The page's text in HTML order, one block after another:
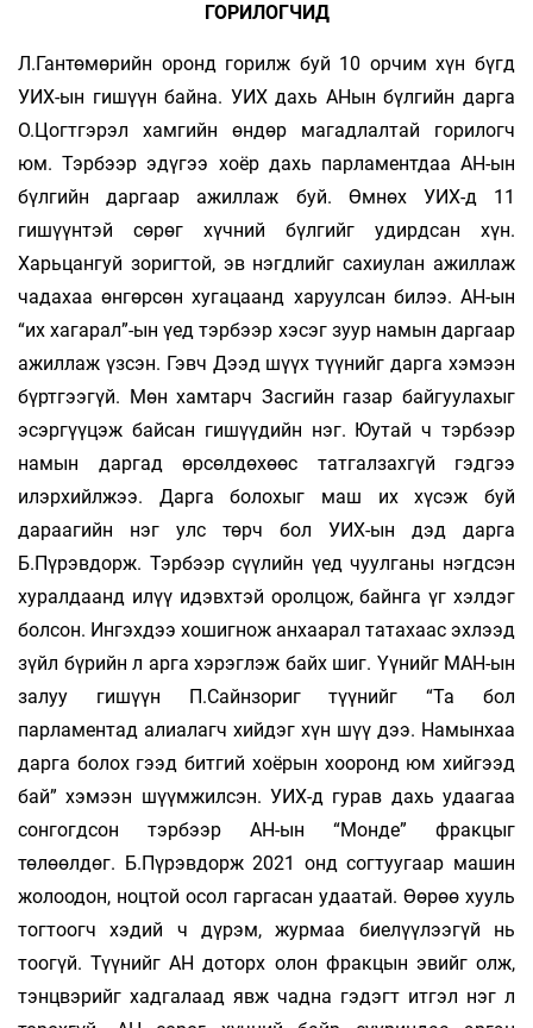
ГОРИЛОГЧИД
Л.Гантөмөрийн оронд горилж буй 10 орчим хүн бүгд
УИХ-ын гишүүн байна. УИХ дахь АНын бүлгийн дарга
О.Цогтгэрэл хамгийн өндөр магадлалтай горилогч
юм. Тэрбээр эдүгээ хоёр дахь парламентдаа АН-ын
бүлгийн даргаар ажиллаж буй. Өмнөх УИХ-д 11
гишүүнтэй сөрөг хүчний бүлгийг удирдсан хүн.
Харьцангуй зоригтой, эв нэгдлийг сахиулан ажиллаж
чадахаа өнгөрсөн хугацаанд харуулсан билээ. АН-ын
“их хагарал”-ын үед тэрбээр хэсэг зуур намын даргаар
ажиллаж үзсэн. Гэвч Дээд шүүх түүнийг дарга хэмээн
бүртгээгүй. Мөн хамтарч Засгийн газар байгуулахыг
эсэргүүцэж байсан гишүүдийн нэг. Юутай ч тэрбээр
намын даргад өрсөлдөхөөс татгалзахгүй гэдгээ
илэрхийлжээ. Дарга болохыг маш их хүсэж буй
дараагийн нэг улс төрч бол УИХ-ын дэд дарга
Б.Пүрэвдорж. Тэрбээр сүүлийн үед чуулганы нэгдсэн
хуралдаанд илүү идэвхтэй оролцож, байнга үг хэлдэг
болсон. Ингэхдээ хошигнож анхаарал татахаас эхлээд
зүйл бүрийн л арга хэрэглэж байх шиг. Үүнийг МАН-ын
залуу гишүүн П.Сайнзориг түүнийг “Та бол
парламентад алиалагч хийдэг хүн шүү дээ. Намынхаа
дарга болох гээд битгий хоёрын хооронд юм хийгээд
бай” хэмээн шүүмжилсэн. УИХ-д гурав дахь удаагаа
сонгогдсон тэрбээр АН-ын “Монде” фракцыг
төлөөлдөг. Б.Пүрэвдорж 2021 онд согтуугаар машин
жолоодон, ноцтой осол гаргасан удаатай. Өөрөө хууль
тогтоогч хэдий ч дүрэм, журмаа биелүүлээгүй нь
тоогүй. Түүнийг АН доторх олон фракцын эвийг олж,
тэнцвэрийг хадгалаад явж чадна гэдэгт итгэл нэг л